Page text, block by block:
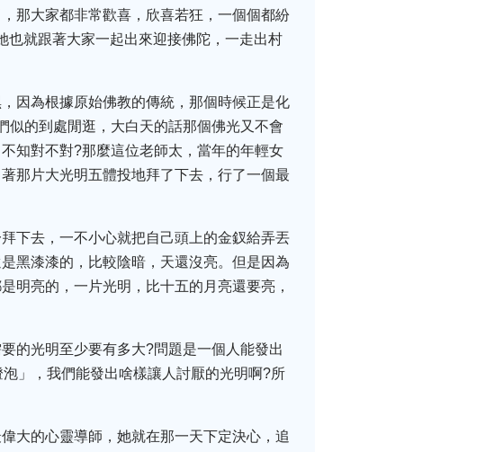
那大家都非常歡喜，欣喜若狂，一個個都紛
就跟著大家一起出來迎接佛陀，一走出村
因為根據原始佛教的傳統，那個時候正是化
似的到處閒逛，大白天的話那個佛光又不會
知對不對?那麼這位老師太，當年的年輕女
那片大光明五體投地拜了下去，行了一個最
下去，一不小心就把自己頭上的金釵給弄丟
黑漆漆的，比較陰暗，天還沒亮。但是因為
明亮的，一片光明，比十五的月亮還要亮，
的光明至少要有多大?問題是一個人能發出
」，我們能發出啥樣讓人討厭的光明啊?所
大的心靈導師，她就在那一天下定決心，追